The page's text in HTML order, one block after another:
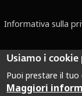
Informativa sulla
Dove non
Usiamo i
Puoi prestare il tuo
Maggiori